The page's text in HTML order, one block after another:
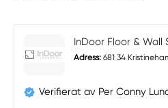
InDoor Floor & Wall
Adress: 681 34
Verifierat av Per Conny